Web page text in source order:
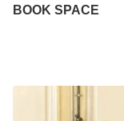
BOOK SPACE